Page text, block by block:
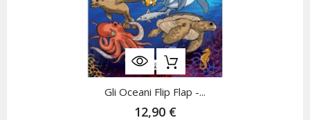
Gli Oceani Flip Flap -...
12,90 €